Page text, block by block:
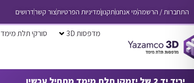
התחברות / הרשמהמי אנחנותקנוןמדיניות הפרטיותצור קשרדרושים
מדפסות 3D סורקי תלת מימד